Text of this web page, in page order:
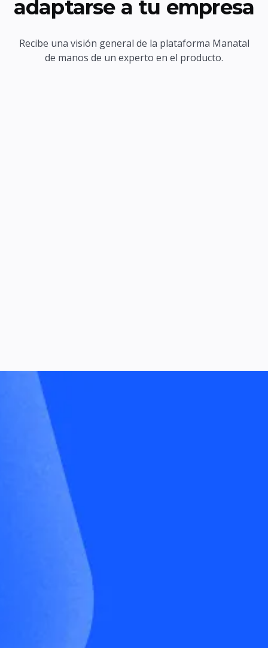
adaptarse a tu empresa
Recibe una visión general de la plataforma Manatal
de manos de un experto en el producto.